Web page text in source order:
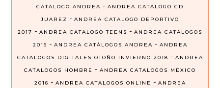
CATALOGO ANDREA - ANDREA CATALOGO CD
JUAREZ - ANDREA CATALOGO DEPORTIVO
2017 - ANDREA CATALOGO TEENS - ANDREA CATALOGOS
2016 - ANDREA CATÁLOGOS ANDREA - ANDREA
CATALOGOS DIGITALES OTOÑO INVIERNO 2018 - ANDREA
CATALOGOS HOMBRE
- ANDREA CATALOGOS MEXICO
2016 - ANDREA CATALOGOS ONLINE - ANDREA